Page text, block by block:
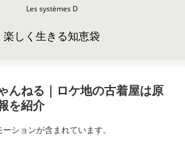
Les systèmes D
楽しく生きる知恵袋
んねる｜ロケ地の古着屋は原
を紹介
ションが含まれています。